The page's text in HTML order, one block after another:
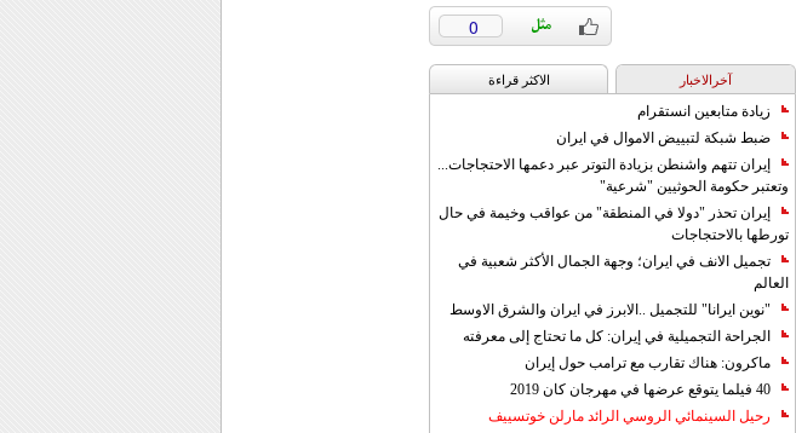
0
آخرالاخبار الاکثر قراءة
زيادة متابعين انستقرام
ضبط شبكة لتبييض الاموال في ايران
إيران تتهم واشنطن بزيادة التوتر عبر دعمها الاحتجاجات...
وتعتبر حكومة الحوثيين "شرعية"
إيران تحذر "دولا في المنطقة" من عواقب وخيمة في حال
تورطها بالاحتجاجات
تجميل الانف في ايران؛ وجهة الجمال الأكثر شعبية في
العالم
"نوين ايرانا" للتجميل ..الابرز في ايران والشرق الاوسط
الجراحة التجميلية في إيران: كل ما تحتاج إلى معرفته
ماكرون: هناك تقارب مع ترامب حول إيران
40 فيلما يتوقع عرضها في مهرجان كان 2019
رحيل السينمائي الروسي الرائد مارلن خوتسييف